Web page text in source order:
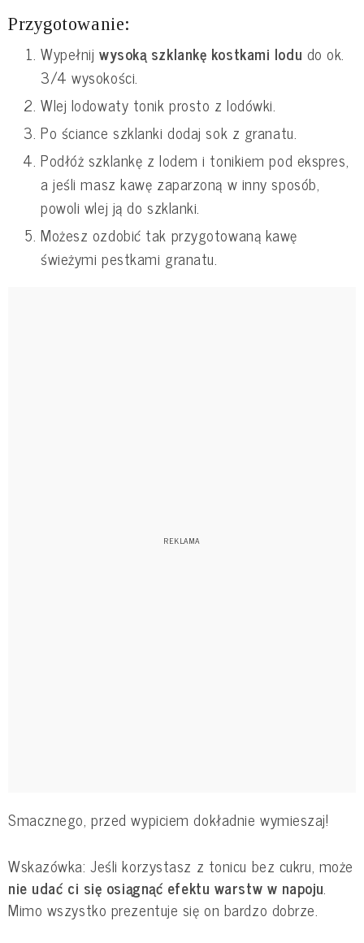
Przygotowanie:
Wypełnij wysoką szklankę kostkami lodu do ok.
3/4 wysokości.
Wlej lodowaty tonik prosto z lodówki.
Po ściance szklanki dodaj sok z granatu.
Podłóż szklankę z lodem i tonikiem pod ekspres,
a jeśli masz kawę zaparzoną w inny sposób,
powoli wlej ją do szklanki.
Możesz ozdobić tak przygotowaną kawę
świeżymi pestkami granatu.
Smacznego, przed wypiciem dokładnie wymieszaj!
Wskazówka: Jeśli korzystasz z tonicu bez cukru, może
nie udać ci się osiągnąć efektu warstw w napoju.
Mimo wszystko prezentuje się on bardzo dobrze.